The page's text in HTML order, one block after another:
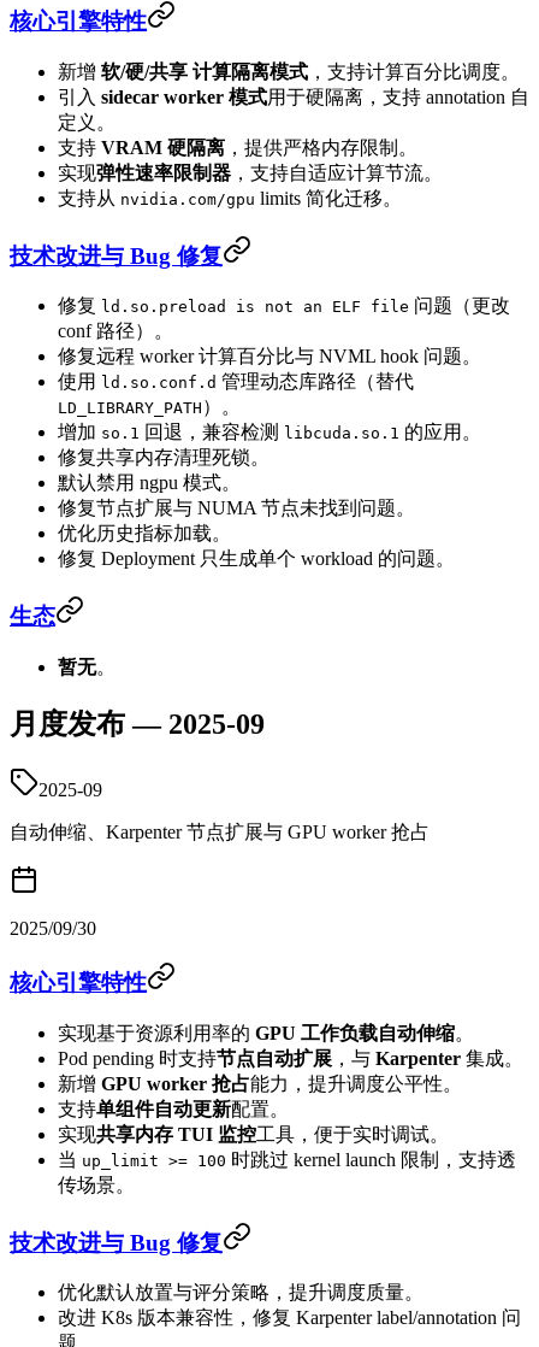
核心引擎特性
新增 软/硬/共享 计算隔离模式 ，支持计算百分比调度。
引入 sidecar worker 模式用于硬隔离，支持 annotation 自
定义。
支持 VRAM 硬隔离 ，提供严格内存限制。
实现弹性速率限制器 ，支持自适应计算节流。
支持从 nvidia.com/gpu limits 简化迁移。
技术改进与 Bug 修复
修复 ld.so.preload is not an ELF file 问题（更改
conf 路径）。
修复远程 worker 计算百分比与 NVML hook 问题。
使用 ld.so.conf.d 管理动态库路径（替代
LD_LIBRARY_PATH ）。
增加 so.1 回退，兼容检测 libcuda.so.1 的应用。
修复共享内存清理死锁。
默认禁用 ngpu 模式。
修复节点扩展与 NUMA 节点未找到问题。
优化历史指标加载。
修复 Deployment 只生成单个 workload 的问题。
生态
暂无。
月度发布 — 2025-09
2025-09
自动伸缩、Karpenter 节点扩展与 GPU worker 抢占
2025/09/30
核心引擎特性
实现基于资源利用率的 GPU 工作负载自动伸缩。
Pod pending 时支持节点自动扩展 ，与 Karpenter 集成。
新增 GPU worker 抢占能力，提升调度公平性。
支持单组件自动更新配置。
实现共享内存 TUI 监控工具，便于实时调试。
当 up_limit >= 100 时跳过 kernel launch 限制，支持透
传场景。
技术改进与 Bug 修复
优化默认放置与评分策略，提升调度质量。
改进 K8s 版本兼容性，修复 Karpenter label/annotation 问